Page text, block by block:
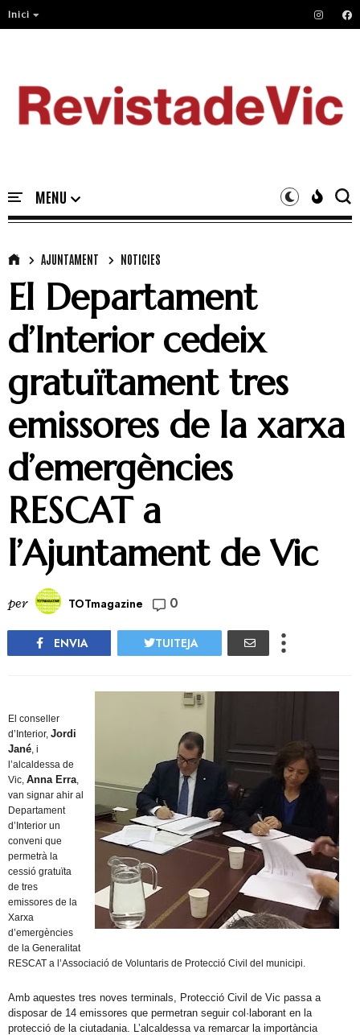
Inici
AJUNTAMENT NOTICIES
El Departament
d’Interior cedeix
gratuïtament tres
emissores de la xarxa
d’emergències
RESCAT a
l’Ajuntament de Vic
per TOTmagazine 0
ENVIA TUITEJA
El conseller
d’Interior, Jordi
Jané, i
l’alcaldessa de
Vic, Anna Erra,
van signar ahir al
Departament
d’Interior un
conveni que
permetrà la
cessió gratuïta
de tres
emissores de la
Xarxa
d’emergències
de la Generalitat
RESCAT a l’Associació de Voluntaris de Protecció Civil del municipi.
Amb aquestes tres noves terminals, Protecció Civil de Vic passa a
disposar de 14 emissores que permetran seguir col·laborant en la
protecció de la ciutadania. L’alcaldessa va remarcar la importància